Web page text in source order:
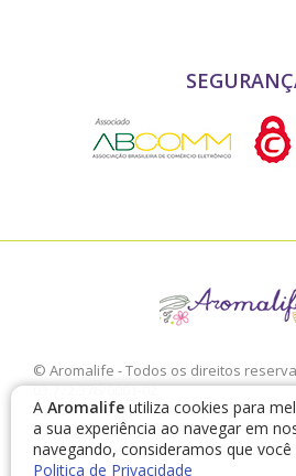
A Aromalife utiliza cookies para
a sua experiência ao navegar em
navegando, consideramos que
Politica de Privacidade
© Aromalife - Todos os direitos
03.772.376/0001-02
É proibido a sua reprodução, total ou
autorização da Aromalife.
Rua: Conde de Irajá, 17 V. Mariana - São
010